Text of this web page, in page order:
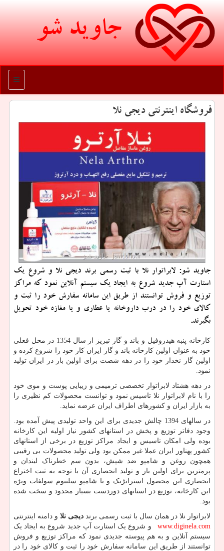
جاوید شو
منو
فروشگاه اینترنتی دیجی نلا
جاوید شو: لابراتوار نلا با ثبت رسمی برند دیجی نلا و شروع یك
استارت آپ جدید شروع به ایجاد یك سیستم آنلاین نمود كه مراكز
توزیع و فروش توانستند از طریق این سامانه سفارش خود را ثبت و
كالای خود را در درب داروخانه یا عطاری و یا مغازه خود تحویل
بگیرند.
کارخانه پنبه هیدروفیل و باند و گاز تبریز از سال 1354 در محل فعلی
خود به عنوان اولین کارخانه باند و گاز ایران کار خود را شروع کرده و
اولین گاز نخدار خود را در دهه شصت برای اولین بار در ایران تولید
نمود.
در دهه هشتاد لابراتوار تخصصی ترمیمی و زیبایی پوست و موی خود
را با نام لابراتوار نلا تاسیس نمود و توانست محصولات کم نظیری را
به بازار ایران و کشورهای اطراف ایران عرضه نماید.
در سالهای 1394 چالش جدیدی برای این واحد تولیدی پیش آمده بود.
وجود دفاتر توزیع و پخش در استانهای کشور نیاز اولیه این کارخانه
بوده ولی امکان تاسیس و ایجاد مراکز توزیع در برخی از استانهای
کشور پهناور ایران عملا غیر ممکن بود ولی تولید محصولات بی رقیبی
همچون روغن و شامپو ضد شپش، بدون سم خطرناک لیندان و
پرمترین برای اولین بار و تولید انحصاری آن با توجه به ثبت اختراع
انحصاری این محصول استراتژیک و یا شامپو سلنیوم سولفات ویژه
این کارخانه، توزیع در استانهای دوردست بسیار محدود و سخت شده
بود.
لابراتوار نلا در همان سال با ثبت رسمی برند دیجی نلا و دامنه اینترنتی
www.diginela.com و شروع یک استارت آپ جدید شروع به ایجاد یک
سیستم آنلاین و به هم پیوسته جدیدی نمود که مراکز توزیع و فروش
توانستند از طریق این سامانه سفارش خود را ثبت و کالای خود را در